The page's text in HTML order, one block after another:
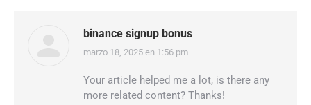
binance signup bonus
dice:
marzo 18, 2025 en 1:56 pm
Your article helped me a lot, is there any
more related content? Thanks!